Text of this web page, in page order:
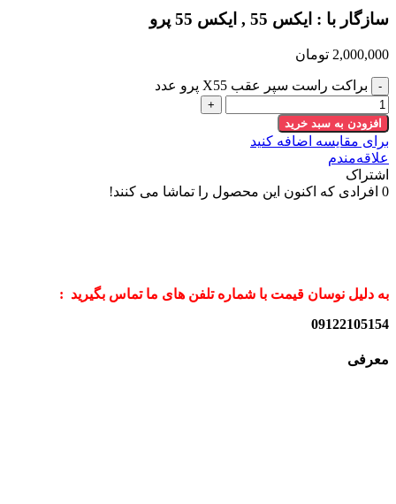
سازگار با : ایکس 55 , ایکس 55 پرو
2,000,000 تومان
براکت راست سپر عقب X55 پرو عدد
افزودن به سبد خرید
برای مقایسه اضافه کنید
علاقه‌مندم
اشتراک
0 افرادی که اکنون این محصول را تماشا می کنند!
به دلیل نوسان قیمت با شماره تلفن های ما تماس بگیرید :
09122105154
معرفی